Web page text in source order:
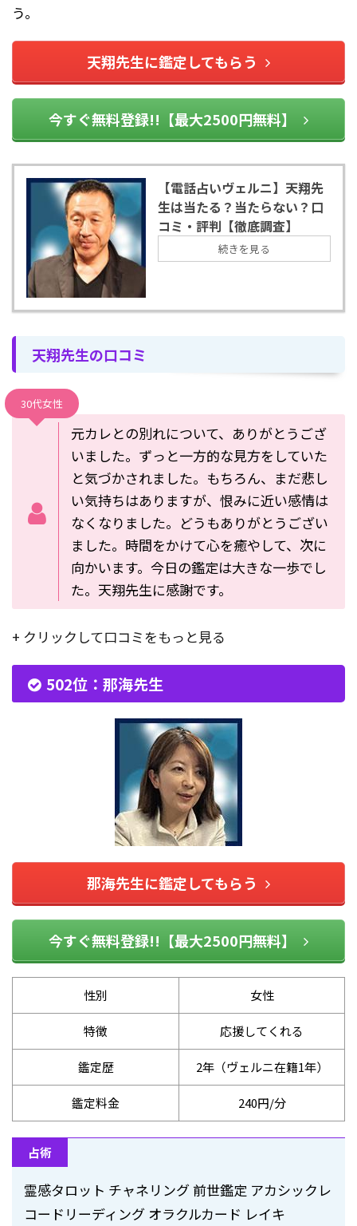
う。
天翔先生に鑑定してもらう
今すぐ無料登録!!【最大2500円無料】
【電話占いヴェルニ】天翔先
生は当たる？当たらない？口
コミ・評判【徹底調査】
続きを見る
天翔先生の口コミ
30代女性
元カレとの別れについて、ありがとうござ
いました。ずっと一方的な見方をしていた
と気づかされました。もちろん、まだ悲し
い気持ちはありますが、恨みに近い感情は
なくなりました。どうもありがとうござい
ました。時間をかけて心を癒やして、次に
向かいます。今日の鑑定は大きな一歩でし
た。天翔先生に感謝です。
+ クリックして口コミをもっと見る
502位：那海先生
那海先生に鑑定してもらう
今すぐ無料登録!!【最大2500円無料】
性別 女性
特徴 応援してくれる
鑑定歴 2年（ヴェルニ在籍1年）
鑑定料金 240円/分
占術
霊感タロット チャネリング 前世鑑定 アカシックレ
コードリーディング オラクルカード レイキ